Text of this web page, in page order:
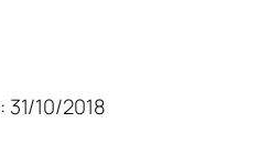
10/2018